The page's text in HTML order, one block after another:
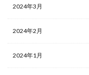
2024年3月
2024年2月
2024年1月